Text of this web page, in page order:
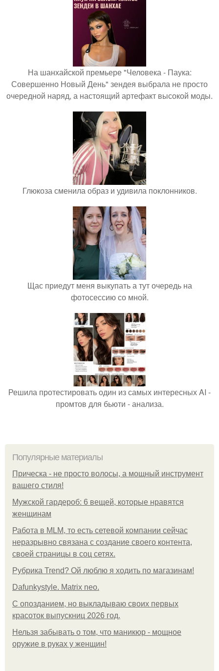
На шанхайской премьере "Человека - Паука:
Совершенно Новый День" зендея выбрала не просто
очередной наряд, а настоящий артефакт высокой моды.
Глюкоза сменила образ и удивила поклонников.
Щас приедут меня выкупать а тут очередь на
фотосессию со мной.
Решила протестировать один из самых интересных AI -
промтов для бьюти - анализа.
Популярные материалы
Прическа - не просто волосы, а мощный инструмент
вашего стиля!
Мужской гардероб: 6 вещей, которые нравятся
женщинам
Работа в MLM, то есть сетевой компании сейчас
неразрывно связана с создание своего контента,
своей страницы в соц сетях.
Рубрика Trend? Ой люблю я ходить по магазинам!
Dafunkystyle. Matrix neo.
С опозданием, но выкладываю своих первых
красоток выпускниц 2026 год.
Нельзя забывать о том, что маникюр - мощное
оружие в руках у женщин!